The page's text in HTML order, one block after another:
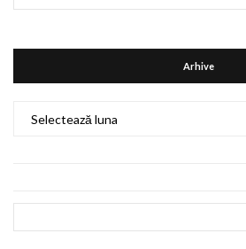
Arhive